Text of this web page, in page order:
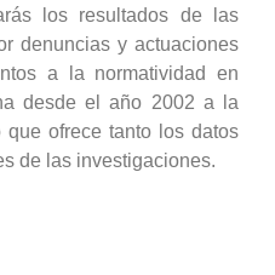
los resultados de las
denuncias y actuaciones
a la normatividad en
desde el año 2002 a la
ofrece tanto los datos
de las investigaciones.